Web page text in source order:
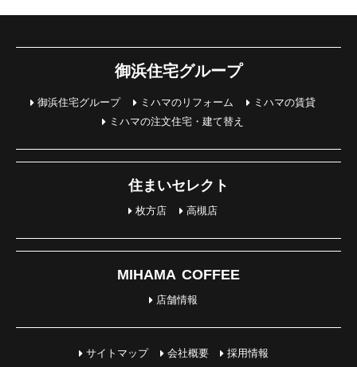
御浜住宅グループ
御浜住宅グループ ミハマのリフォーム
ミハマの賃貸
ミハマの注文住宅・建て替え
住まいセレクト
枚方店 高槻店
MIHAMA COFFEE
店舗情報
サイトマップ 会社概要 採用情報